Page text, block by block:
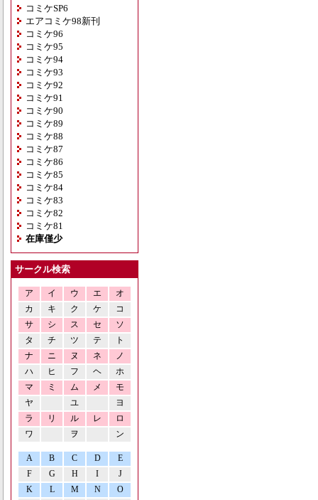
コミケSP6
エアコミケ98新刊
コミケ96
コミケ95
コミケ94
コミケ93
コミケ92
コミケ91
コミケ90
コミケ89
コミケ88
コミケ87
コミケ86
コミケ85
コミケ84
コミケ83
コミケ82
コミケ81
在庫僅少
サークル検索
ア イ ウ エ
オ
カ
キ ク ケ
コ
サ
シ ス セ
ソ
タ
チ ツ テ
ト
ナ
ニ ヌ ネ
ノ
ハ
ヒ フ ヘ
ホ
マ
ミ ム メ
モ
ヤ
ユ
ヨ
ラ
リ ル レ
ロ
ワ
ヲ ン
A B C D
E
F
G H I
J
K
L M N O